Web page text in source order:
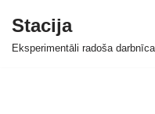
Skip
Stacija
Eksperimentāli radoša darbnīca